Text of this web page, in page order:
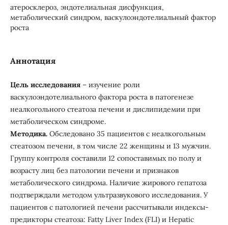
атеросклероз, эндотелиальная дисфункция,
метаболический синдром, васкулоэндотелиальный фактор
роста
Аннотация
Цель исследования– изучение роли
васкулоэндотелиального фактора роста в патогенезе
неалкогольного стеатоза печени и дислипидемии при
метаболическом синдроме.
Методика.Обследовано 35 пациентов с неалкогольным
стеатозом печени, в том числе 22 женщины и 13 мужчин.
Группу контроля составили 12 сопоставимых по полу и
возрасту лиц без патологии печени и признаков
метаболического синдрома. Наличие жирового гепатоза
подтверждали методом ультразвукового исследования. У
пациентов с патологией печени рассчитывали индексы-
предикторы стеатоза: Fatty Liver Index (FLI) и Hepatic